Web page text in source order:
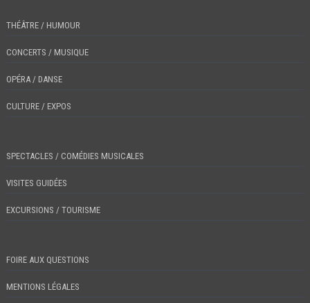
THÉÂTRE / HUMOUR
CONCERTS / MUSIQUE
OPÉRA / DANSE
CULTURE / EXPOS
SPECTACLES / COMÉDIES MUSICALES
VISITES GUIDÉES
EXCURSIONS / TOURISME
FOIRE AUX QUESTIONS
MENTIONS LÉGALES